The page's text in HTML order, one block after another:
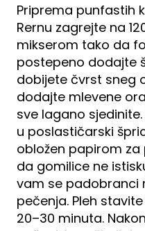
Priprema punfastih
Rernu zagrejte na
mikserom tako da
postepeno dodajte
dobijete čvrst sneg
dodajte mlevene
sve lagano
u poslastičarski
obložen papirom za
da gomilice ne
vam se padobranci
pečenja. Pleh
20–30 minuta.